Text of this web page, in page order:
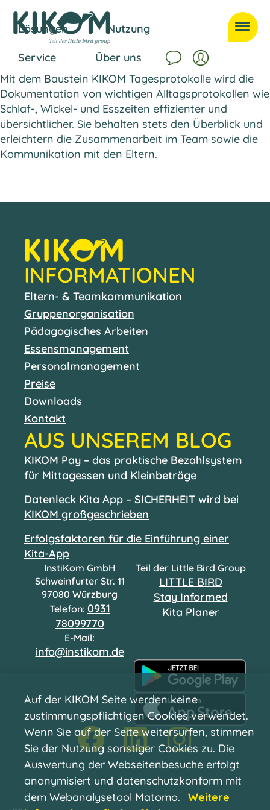
Lösungen Nutzung
Service
Über uns
Mit dem Baustein KIKOM Tagesprotokolle wird die
Dokumentation von wichtigen Alltagsprotokollen wie
Schlaf-, Wickel- und Esszeiten effizienter und
übersichtlicher. Sie behalten stets den Überblick und
erleichtern die Zusammenarbeit im Team sowie die
Kommunikation mit den Eltern.
Previous:
Next:
Praxisimpulse
InstiKom GmbH
Schweinfurter Str. 11
97080 Würzburg
Telefon: 0931
78099770
E-Mail:
info@instikom.de
Teil der Little Bird Group
LITTLE BIRD
Stay Informed
Kita Planer
INFORMATIONEN
Eltern- & Teamkommunikation
Gruppenorganisation
Pädagogisches Arbeiten
Essensmanagement
Personalmanagement
Preise
Downloads
Kontakt
AUS UNSEREM BLOG
KIKOM Pay – das praktische Bezahlsystem
für Mittagessen und Kleinbeträge
Datenleck Kita App – SICHERHEIT wird bei
KIKOM großgeschrieben
Erfolgsfaktoren für die Einführung einer
Kita-App
Auf der KIKOM Seite werden keine
zustimmungspflichtigen Cookies verwendet.
Wenn Sie auf der Seite weitersurfen, stimmen
Sie der Nutzung sonstiger Cookies zu. Die
Auswertung der Webseitenbesuche erfolgt
anonymisiert und datenschutzkonform mit
dem Webanalysetool Matomo. Weitere